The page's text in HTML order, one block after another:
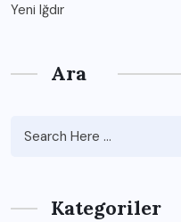
Yeni Iğdır
Ara
Kategoriler